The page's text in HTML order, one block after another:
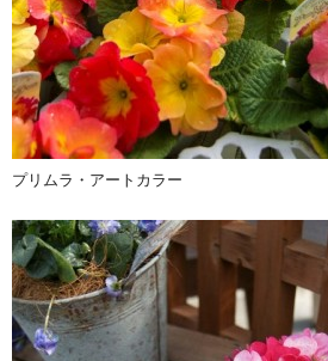
プリムラ・アートカラー